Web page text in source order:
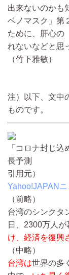
出来ないのかも
ベノマスク」第
ために、肝心の
れないなどと思
（竹下雅敏）
注）以下、文中
ものです。
「コロナ封じ
長予測
引用元）
Yahoo!JAPANニ
（前略）
台湾のシンクタ
日、2300万人が
け、経済を復興
（中略）
台湾は世界の多